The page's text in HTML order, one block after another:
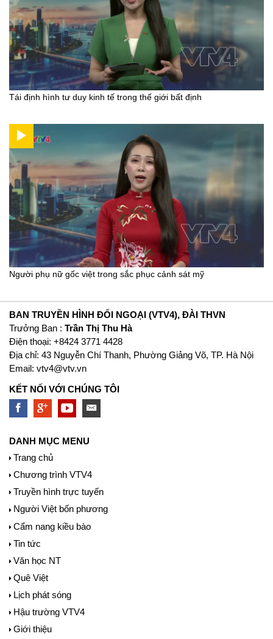
Tái định hình tư duy kinh tế trong thế giới bất định
Người phụ nữ gốc việt trong sắc phục cảnh sát mỹ
BAN TRUYỀN HÌNH ĐỐI NGOẠI (VTV4), ĐÀI THVN
Trưởng Ban : Trần Thị Thu Hà
Ðiện thoại: +8424 3771 4428
Địa chỉ: 43 Nguyễn Chí Thanh, Phường Giảng Võ, TP. Hà Nội
Email: vtv4@vtv.vn
KẾT NỐI VỚI CHÚNG TÔI
DANH MỤC MENU
Trang chủ
Chương trình VTV4
Truyền hình trực tuyến
Người Việt bốn phương
Cẩm nang kiều bào
Tin tức
Văn học NT
Quê Việt
Lịch phát sóng
Hậu trường VTV4
Giới thiệu